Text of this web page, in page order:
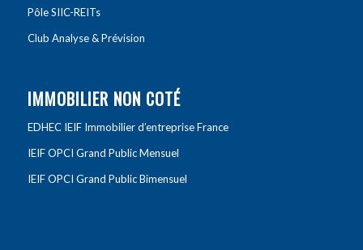
Pôle SIIC-REITs
Club Analyse & Prévision
IMMOBILIER NON COTÉ
EDHEC IEIF Immobilier d’entreprise France
IEIF OPCI Grand Public Mensuel
IEIF OPCI Grand Public Bimensuel